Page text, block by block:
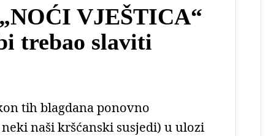
VJEŠTICA“
trebao slaviti
tih blagdana ponovno
naši kršćanski susjedi) u ulozi